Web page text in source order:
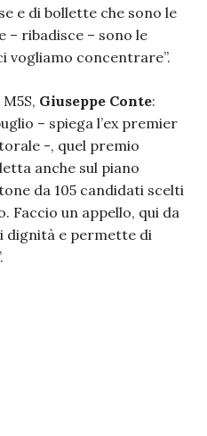
e di bollette che sono le
– ribadisce – sono le
vogliamo concentrare”.
Giuseppe Conte:
– spiega l’ex premier
-, quel premio
anche sul piano
da 105 candidati scelti
Faccio un appello, qui da
dignità e permette di